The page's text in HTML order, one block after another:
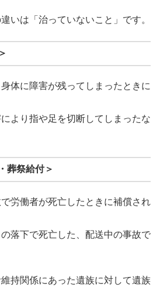
いは「治っていないこと」です。
体に障害が残ってしまったときに
より指や足を切断してしまったな
葬祭給付＞
労働者が死亡したときに補償され
落下で死亡した、配送中の事故で
持関係にあった遺族に対して遺族